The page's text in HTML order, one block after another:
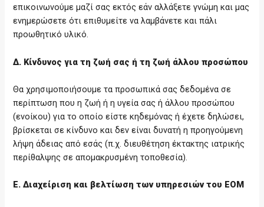
επικοινωνούμε μαζί σας εκτός εάν αλλάξετε γνώμη και μας
ενημερώσετε ότι επιθυμείτε να λαμβάνετε και πάλι
προωθητικό υλικό.
Δ. Κίνδυνος για τη ζωή σας ή τη ζωή άλλου προσώπου
Θα χρησιμοποιήσουμε τα προσωπικά σας δεδομένα σε
περίπτωση που η ζωή ή η υγεία σας ή άλλου προσώπου
(ενοίκου) για το οποίο είστε κηδεμόνας ή έχετε δηλώσει,
βρίσκεται σε κίνδυνο και δεν είναι δυνατή η προηγούμενη
λήψη άδειας από εσάς (π.χ. διευθέτηση έκτακτης ιατρικής
περίθαλψης σε απομακρυσμένη τοποθεσία).
Ε. Διαχείριση και βελτίωση των υπηρεσιών του ΕΟΜ